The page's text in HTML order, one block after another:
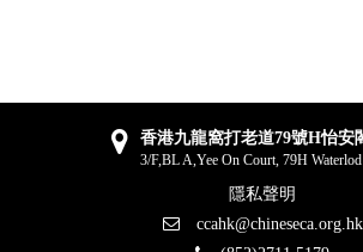
香港九龍窩打老道79號H怡安
3/F,BL A,Yee On Court, 79H
隱私聲明
ccahk@chineseca.org.hk